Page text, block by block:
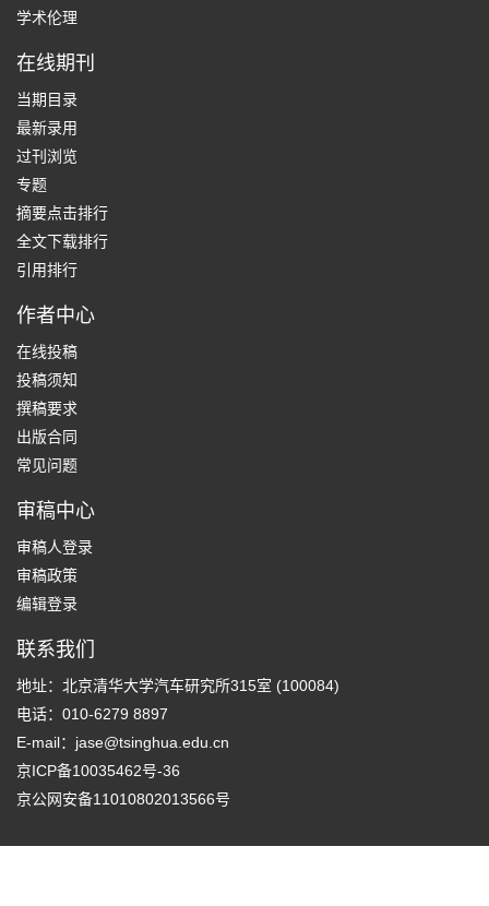
学术伦理
在线期刊
当期目录
最新录用
过刊浏览
专题
摘要点击排行
全文下载排行
引用排行
作者中心
在线投稿
投稿须知
撰稿要求
出版合同
常见问题
审稿中心
审稿人登录
审稿政策
编辑登录
联系我们
地址：北京清华大学汽车研究所315室 (100084)
电话：010-6279 8897
E-mail： jase@tsinghua.edu.cn
京ICP备10035462号-36
京公网安备11010802013566号